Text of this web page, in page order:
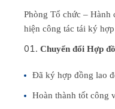
Phòng Tổ chức –
hiện công tác tái ký
Chuyển đổi Hợp
Đã ký hợp đồng lao
Hoàn thành tốt công